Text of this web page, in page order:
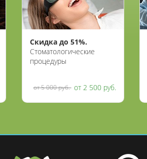
Скидка до 51%.
Стоматологические
процедуры
от 5 000 руб. от 2 500 руб.